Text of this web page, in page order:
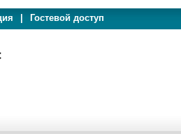
Гостевой доступ